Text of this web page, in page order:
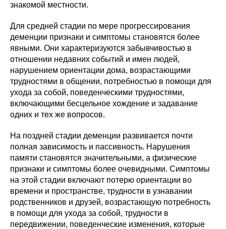
знакомой местности.
Для средней стадии по мере прогрессирования
деменции признаки и симптомы становятся более
явными. Они характеризуются забывчивостью в
отношении недавних событий и имен людей,
нарушением ориентации дома, возрастающими
трудностями в общении, потребностью в помощи для
ухода за собой, поведенческими трудностями,
включающими бесцельное хождение и задавание
одних и тех же вопросов.
На поздней стадии деменции развивается почти
полная зависимость и пассивность. Нарушения
памяти становятся значительными, а физические
признаки и симптомы более очевидными. Симптомы
на этой стадии включают потерю ориентации во
времени и пространстве, трудности в узнавании
родственников и друзей, возрастающую потребность
в помощи для ухода за собой, трудности в
передвижении, поведенческие изменения, которые